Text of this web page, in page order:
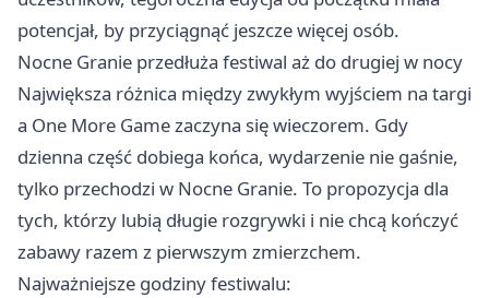
potencjał, by przyciągnąć jeszcze więcej osób.
Nocne Granie przedłuża festiwal aż do drugiej w nocy
Największa różnica między zwykłym wyjściem na targi
a One More Game zaczyna się wieczorem. Gdy
dzienna część dobiega końca, wydarzenie nie gaśnie,
tylko przechodzi w Nocne Granie. To propozycja dla
tych, którzy lubią długie rozgrywki i nie chcą kończyć
zabawy razem z pierwszym zmierzchem.
Najważniejsze godziny festiwalu: